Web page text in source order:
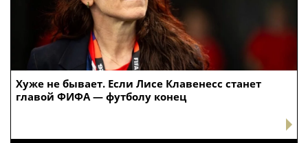
Хуже не бывает. Если Лисе Клавенесс станет
главой ФИФА — футболу конец